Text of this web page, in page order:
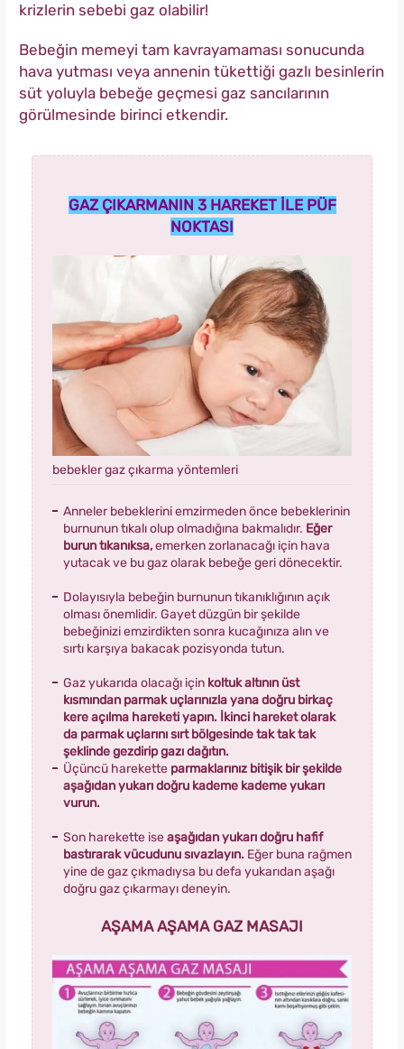
krizlerin sebebi gaz olabilir!
Bebeğin memeyi tam kavrayamaması sonucunda
hava yutması veya annenin tükettiği gazlı besinlerin
süt yoluyla bebeğe geçmesi gaz sancılarının
görülmesinde birinci etkendir.
GAZ ÇIKARMANIN 3 HAREKET İLE PÜF
NOKTASI
bebekler gaz çıkarma yöntemleri
Anneler bebeklerini emzirmeden önce bebeklerinin
burnunun tıkalı olup olmadığına bakmalıdır. Eğer
burun tıkanıksa,emerken zorlanacağı için hava
yutacak ve bu gaz olarak bebeğe geri dönecektir.
Dolayısıyla bebeğin burnunun tıkanıklığının açık
olması önemlidir. Gayet düzgün bir şekilde
bebeğinizi emzirdikten sonra kucağınıza alın ve
sırtı karşıya bakacak pozisyonda tutun.
Gaz yukarıda olacağı için koltuk altının üst
kısmından parmak uçlarınızla yana doğru birkaç
kere açılma hareketi yapın. İkinci hareket olarak
da parmak uçlarını sırt bölgesinde tak tak tak
şeklinde gezdirip gazı dağıtın.
Üçüncü harekette parmaklarınız bitişik bir şekilde
aşağıdan yukarı doğru kademe kademe yukarı
vurun.
Son harekette iseaşağıdan yukarı doğru hafif
bastırarak vücudunu sıvazlayın. Eğer buna rağmen
yine de gaz çıkmadıysa bu defa yukarıdan aşağı
doğru gaz çıkarmayı deneyin.
AŞAMA AŞAMA GAZ MASAJI